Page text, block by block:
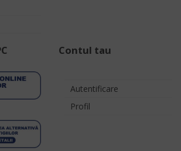
Contul tau
Autentificare
Profil